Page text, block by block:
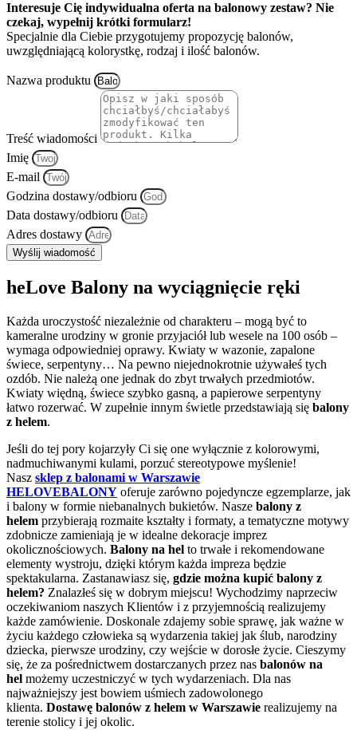
Interesuje Cię indywidualna oferta na balonowy zestaw? Nie
czekaj, wypełnij krótki formularz!
Specjalnie dla Ciebie przygotujemy propozycję balonów,
uwzględniającą kolorystkę, rodzaj i ilość balonów.
Nazwa produktu
Treść wiadomości
Imię
E-mail
Godzina dostawy/odbioru
Data dostawy/odbioru
Adres dostawy
Wyślij wiadomość
heLove Balony na wyciągnięcie ręki
Każda uroczystość niezależnie od charakteru – mogą być to
kameralne urodziny w gronie przyjaciół lub wesele na 100 osób –
wymaga odpowiedniej oprawy. Kwiaty w wazonie, zapalone
świece, serpentyny… Na pewno niejednokrotnie używałeś tych
ozdób. Nie należą one jednak do zbyt trwałych przedmiotów.
Kwiaty więdną, świece szybko gasną, a papierowe serpentyny
łatwo rozerwać. W zupełnie innym świetle przedstawiają się balony
z helem.
Jeśli do tej pory kojarzyły Ci się one wyłącznie z kolorowymi,
nadmuchiwanymi kulami, porzuć stereotypowe myślenie!
Nasz sklep z balonami w Warszawie
HELOVEBALONY oferuje zarówno pojedyncze egzemplarze, jak
i balony w formie niebanalnych bukietów. Nasze balony z
helem przybierają rozmaite kształty i formaty, a tematyczne motywy
zdobnicze zamieniają je w idealne dekoracje imprez
okolicznościowych. Balony na hel to trwałe i rekomendowane
elementy wystroju, dzięki którym każda impreza będzie
spektakularna. Zastanawiasz się, gdzie można kupić balony z
helem? Znalazłeś się w dobrym miejscu! Wychodzimy naprzeciw
oczekiwaniom naszych Klientów i z przyjemnością realizujemy
każde zamówienie. Doskonale zdajemy sobie sprawę, jak ważne w
życiu każdego człowieka są wydarzenia takiej jak ślub, narodziny
dziecka, pierwsze urodziny, czy wejście w dorosłe życie. Cieszymy
się, że za pośrednictwem dostarczanych przez nas balonów na
hel możemy uczestniczyć w tych wydarzeniach. Dla nas
najważniejszy jest bowiem uśmiech zadowolonego
klienta. Dostawę balonów z helem w Warszawie realizujemy na
terenie stolicy i jej okolic.